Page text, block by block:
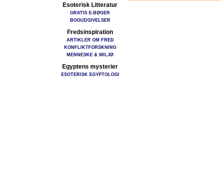
Esoterisk Litteratur
GRATIS E-BØGER
BOGUDGIVELSER
Fredsinspiration
ARTIKLER OM FRED
KONFLIKTFORSKNING
MENNESKE & MILJØ
Egyptens mysterier
ESOTERISK EGYPTOLOGI